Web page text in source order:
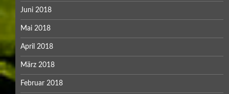
Juni 2018
Mai 2018
April 2018
März 2018
Februar 2018